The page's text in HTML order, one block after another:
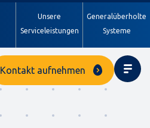
Unsere
Serviceleistungen
Generalüberholte
Systeme
Kontakt aufnehmen